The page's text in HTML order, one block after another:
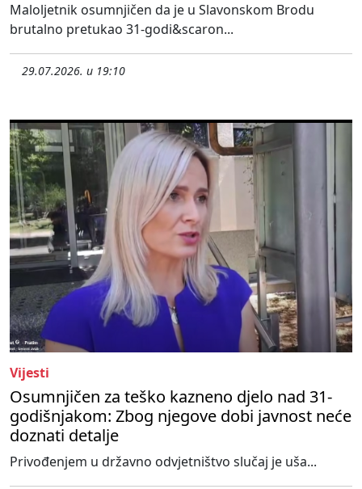
Maloljetnik osumnjičen da je u Slavonskom Brodu
brutalno pretukao 31-godi&scaron...
29.07.2026. u 19:10
Vijesti
Osumnjičen za teško kazneno djelo nad 31-
godišnjakom: Zbog njegove dobi javnost neće
doznati detalje
Privođenjem u državno odvjetništvo slučaj je uša...